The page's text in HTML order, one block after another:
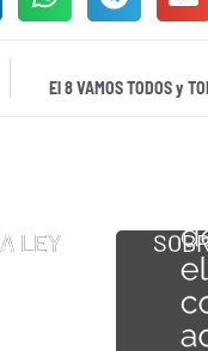
El 8 VAMOS TODOS y
LEY